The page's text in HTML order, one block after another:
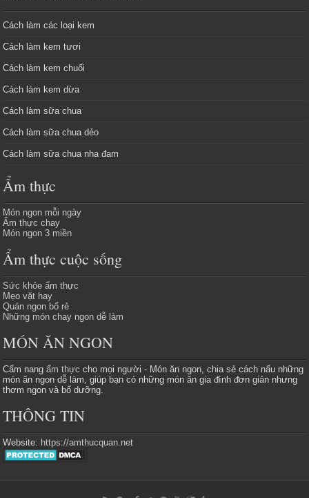
Cách làm các loại kem
Cách làm kem tươi
Cách làm kem chuối
Cách làm kem dừa
Cách làm sữa chua
Cách làm sữa chua dẻo
Cách làm sữa chua nha đam
Ẩm thực
Món ngon mỗi ngày
Ẩm thực chay
Món ngon 3 miền
Ẩm thực cuộc sống
Sức khỏe ẩm thực
Mẹo vặt hay
Quán ngon bổ rẻ
Những món chay ngon dễ làm
MÓN ĂN NGON
Cẩm nangẩm thực cho mọi người - Món ăn ngon, chia sẻ cách nấu những
món ăn ngon dễ làm, giúp bạn có những món ăn gia đình đơn giản nhưng
thơm ngon và bổ dưỡng.
THÔNG TIN
Website: https://amthucquan.net